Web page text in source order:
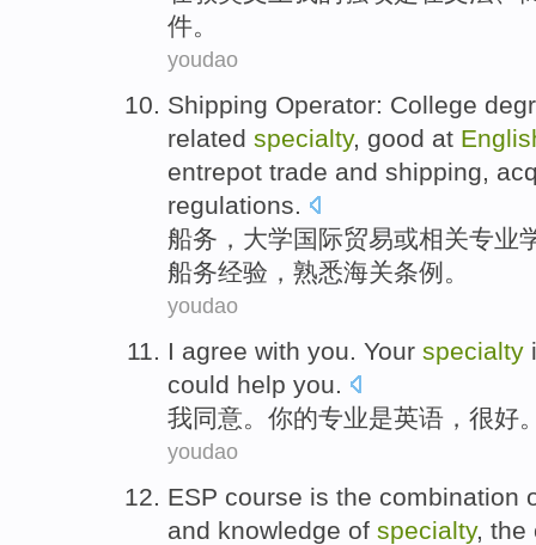
件。
youdao
Shipping Operator: College
related specialty, good at
entrepot trade and shipping,
regulations.
船务 ， 大学国际贸易或相关专业
船务经验 ， 熟悉海关条例 。
youdao
I agree with you. Your specialty
could help you.
我同意。 你的专业是英语 ， 很好
youdao
ESP course is the combination
and knowledge of specialty, the